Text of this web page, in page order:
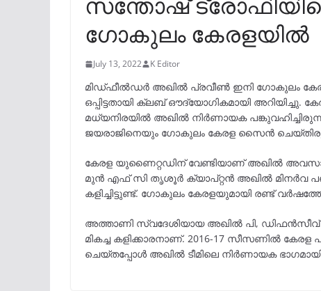
ഗോകുലം കേരളയിൽ
July 13, 2022 K Editor
മിഡ്ഫീൽഡർ അഖിൽ പ്രവീൺ ഇനി ഗോകുലം
ഒപ്പിട്ടതായി ക്ലബ് ഔദ്യോഗികമായി അറിയിച്ചു.
മധ്യനിരയിൽ അഖിൽ നിർണായക
ജയരാജിനെയും ഗോകുലം കേരള സൈൻ
കേരള യുണൈറ്റഡിന് വേണ്ടിയാണ് അഖിൽ
മുൻ എഫ് സി തൃശൂർ ക്യാപ്റ്റൻ അഖിൽ മിനർവ
കളിച്ചിട്ടുണ്ട്. ഗോകുലം കേരളയുമായി രണ്ട്
അത്താണി സ്വദേശിയായ അഖിൽ പി, ഡിഫൻസീവ്
മികച്ച കളിക്കാരനാണ്. 2016-17 സീസണിൽ കേരള
ചെയ്തപ്പോൾ അഖിൽ ടീമിലെ നിർണായക